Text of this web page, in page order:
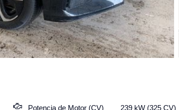
Potencia de Motor (CV) 239 kW (325 CV)